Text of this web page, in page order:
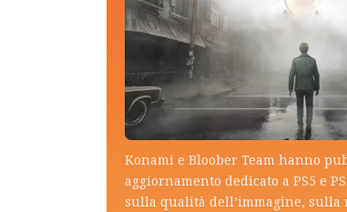
Konami e Bloober Team hanno
aggiornamento dedicato a PS5 e
sulla qualità dell’immagine, sulla